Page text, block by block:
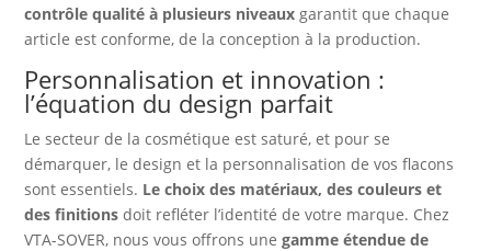
contrôle qualité à plusieurs niveaux garantit que chaque
article est conforme, de la conception à la production.
Personnalisation et innovation :
l’équation du design parfait
Le secteur de la cosmétique est saturé, et pour se
démarquer, le design et la personnalisation de vos flacons
sont essentiels. Le choix des matériaux, des couleurs et
des finitions doit refléter l’identité de votre marque. Chez
VTA-SOVER, nous vous offrons unegamme étendue de